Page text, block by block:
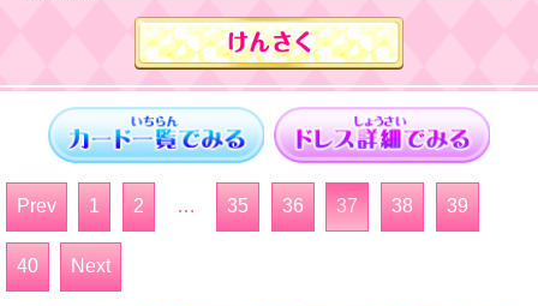
Prev 1 2 … 35 36 37 38 39
40 Next